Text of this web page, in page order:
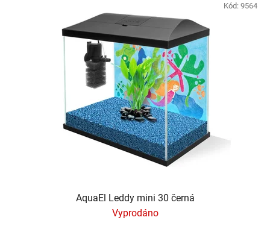
AquaEl Leddy mini 30 černá
Vyprodáno
Kód: 9564